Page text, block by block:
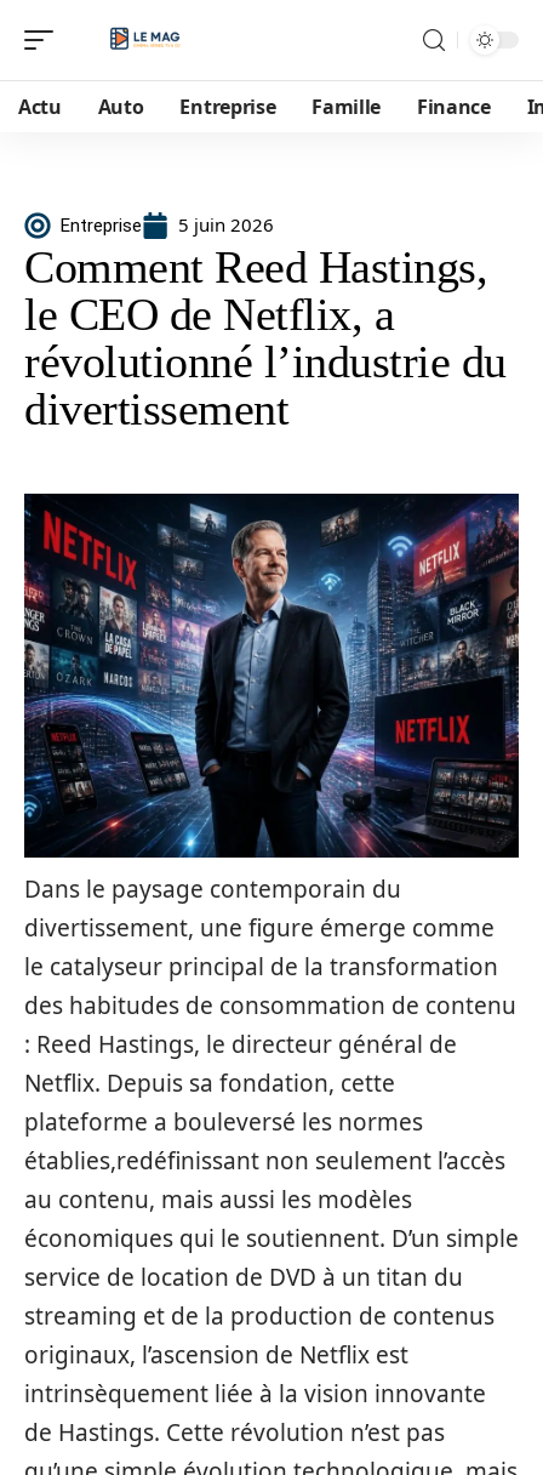
Actu Auto Entreprise Famille Finance
Entreprise 5 juin 2026
Comment Reed Hastings,
le CEO de Netflix, a
révolutionné l’industrie du
divertissement
Dans le paysage contemporain du
divertissement, une figure émerge comme
le catalyseur principal de la transformation
des habitudes de consommation de contenu
: Reed Hastings, le directeur général de
Netflix. Depuis sa fondation, cette
plateforme a bouleversé les normes
établies,redéfinissant non seulement l’accès
au contenu, mais aussi les modèles
économiques qui le soutiennent. D’un simple
service de location de DVD à un titan du
streaming et de la production de contenus
originaux, l’ascension de Netflix est
intrinsèquement liée à la vision innovante
de Hastings. Cette révolution n’est pas